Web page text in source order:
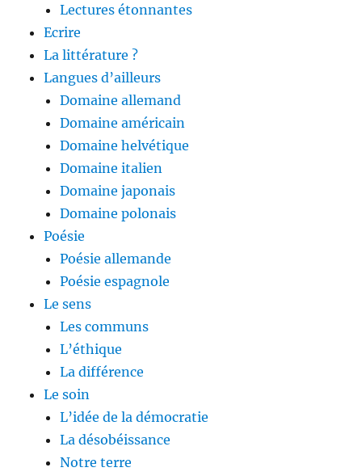
Lectures étonnantes
Ecrire
La littérature ?
Langues d’ailleurs
Domaine allemand
Domaine américain
Domaine helvétique
Domaine italien
Domaine japonais
Domaine polonais
Poésie
Poésie allemande
Poésie espagnole
Le sens
Les communs
L’éthique
La différence
Le soin
L’idée de la démocratie
La désobéissance
Notre terre